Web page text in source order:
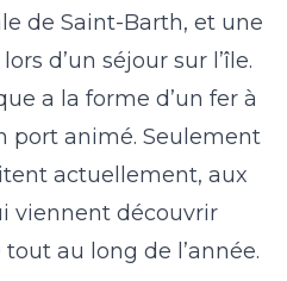
de Saint-Barth, et une
d’un séjour sur l’île.
a la forme d’un fer à
port animé. Seulement
actuellement, aux
viennent découvrir
au long de l’année.